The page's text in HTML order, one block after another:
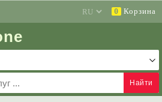
0 Корзина